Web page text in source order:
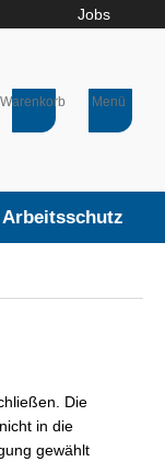
Jobs
Warenkorb Menü
Arbeitsschutz
Die
in die
gewählt